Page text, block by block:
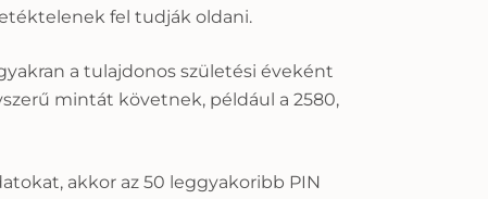
fel tudják oldani.
a tulajdonos születési éveként
mintát követnek, például a 2580,
akkor az 50 leggyakoribb PIN